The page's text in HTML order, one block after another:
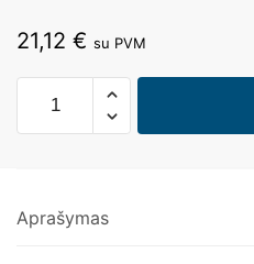
21,12 € su PVM
Aprašymas